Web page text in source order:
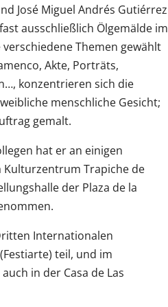
José Miguel Andrés Gutiérrez
ausschließlich Ölgemälde im
Themen gewählt
Akte, Porträts,
konzentrieren sich die
menschliche Gesicht;
gemalt.
hat er an einigen
Kulturzentrum Trapiche de
der Plaza de la
Internationalen
teil, und im
in der Casa de Las